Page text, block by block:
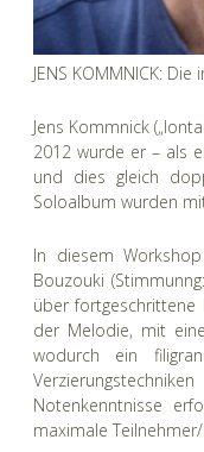
JENS KOMMNICK:
Jens Kommnick
2012 wurde er – als
und dies gleich
Soloalbum wurden
In diesem
Bouzouki
über fortgeschrittene
der Melodie, mit
wodurch ein
Notenkenntnisse
maximale